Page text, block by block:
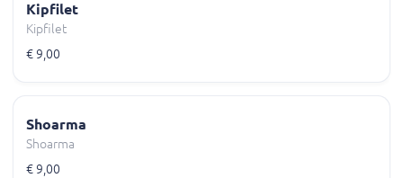
Kipfilet
Kipfilet
€ 9,00
Shoarma
Shoarma
€ 9,00